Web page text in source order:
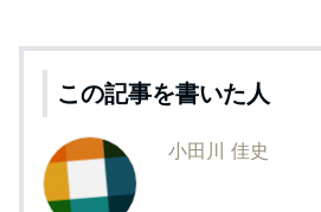
この記事を書いた人
小田川 佳史